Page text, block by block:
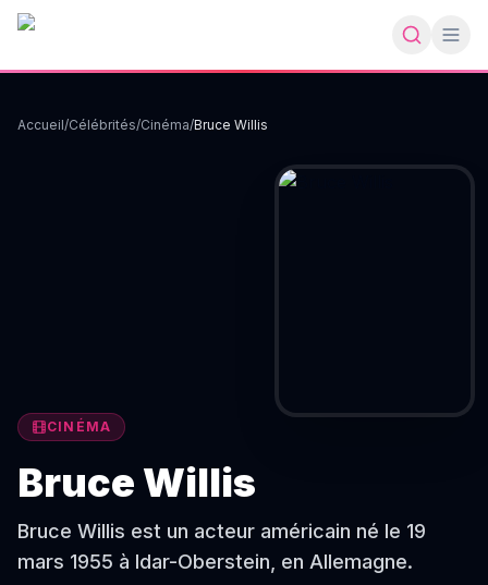
Accueil/Célébrités/Cinéma/Bruce Willis
CINÉMA
Bruce Willis
Bruce Willis est un acteur américain né le 19
mars 1955 à Idar-Oberstein, en Allemagne.